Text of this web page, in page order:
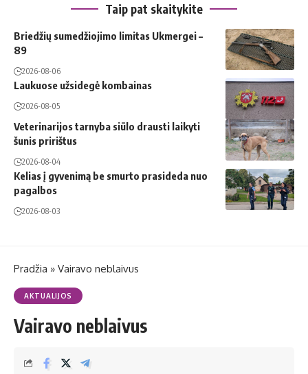
Taip pat skaitykite
Briedžių sumedžiojimo limitas Ukmergei –
89
2026-08-06
Laukuose užsidegė kombainas
2026-08-05
Veterinarijos tarnyba siūlo drausti laikyti
šunis pririštus
2026-08-04
Kelias į gyvenimą be smurto prasideda nuo
pagalbos
2026-08-03
Pradžia » Vairavo neblaivus
AKTUALIJOS
Vairavo neblaivus